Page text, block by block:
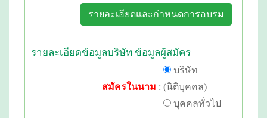
รายละเอียดและกำหนดการอบรม
รายละเอียดข้อมูลบริษัท ข้อมูลผู้สมัคร
สมัครในนาม :
บริษัท
(นิติบุคคล)
บุคคลทั่วไป